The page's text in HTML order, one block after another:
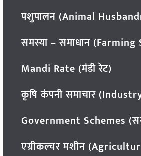
पशुपालन (Animal
समस्या – समाधान
Mandi Rate (मंडी रेट)
कृषि कंपनी समाचार
Government Schemes
एग्रीकल्चर मशीन